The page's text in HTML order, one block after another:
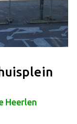
Heerlen